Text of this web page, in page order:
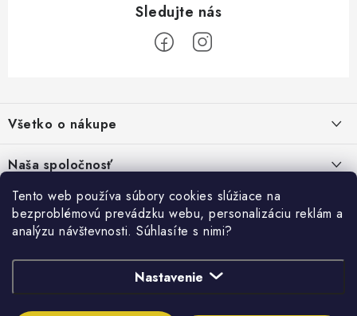
Tento web používa súbory cookies slúžiace na
bezproblémovú prevádzku webu, personalizáciu reklám a
analýzu návštevnosti. Súhlasíte s nimi?
Nastavenie
p
ä
t
Všetko o nákupe
Kontakty
Obchodné podmienky
Podmienky ochrany osobných údajov
Naša spoločnosť
SHOWROOM - poradňa pre vaše projekty
PREDAJŇA - Raková
Stabilná spoločnosť od roku 2009
Prihlásenie
E-mail
Heslo
HĽADAŤ